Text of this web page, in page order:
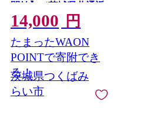
開始】（茨城県共通返
礼品 [ぶどう]：結城市
産） 葡萄 マスカット
旬 お取り寄せ フルー
ツ 種なし 皮ごと 甘い
デザート [FC15-NT]
14,000 円
たまったWAON
POINTで寄附でき
る！
茨城県つくばみ
らい市